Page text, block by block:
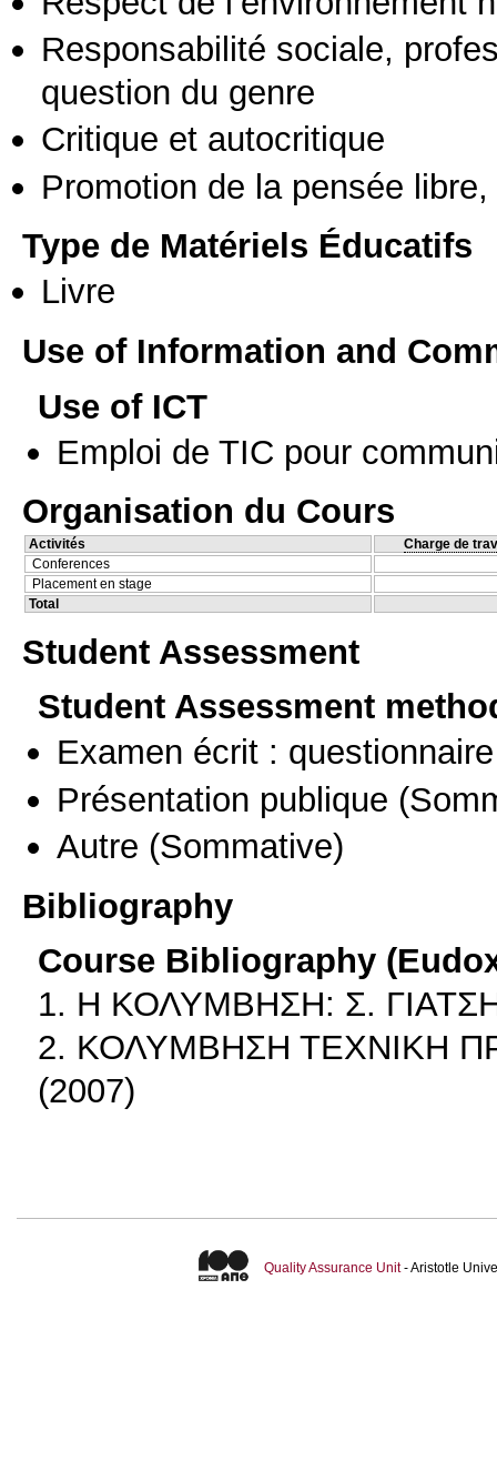
Responsabilité sociale,
question du genre
Critique et autocritique
Promotion de la pensée
Type de Matériels Éducatifs
Livre
Use of Information and
Use of ICT
Emploi de TIC pour
Organisation du Cours
Activités
Charge de
Conferences
Placement en stage
Total
Student Assessment
Student Assessment
Examen écrit :
Présentation publique
Autre (Sommative)
Bibliography
Course Bibliography
1. Η ΚΟΛΥΜΒΗΣΗ: Σ.
2. ΚΟΛΥΜΒΗΣΗ ΤΕΧΝΙΚΗ
(2007)
Quality Assurance Unit- Aristotle